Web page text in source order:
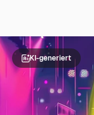
KI-generiert